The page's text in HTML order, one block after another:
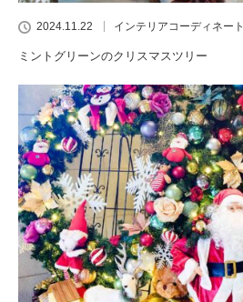
2024.11.22 インテリアコーディネート
ミントグリーンのクリスマスツリー